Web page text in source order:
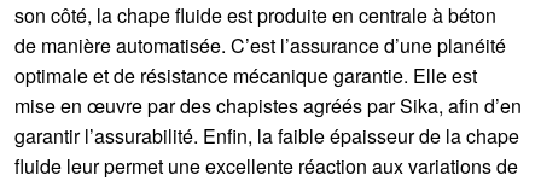
son côté, la chape fluide est produite en centrale à béton
de manière automatisée. C’est l’assurance d’une planéité
optimale et de résistance mécanique garantie. Elle est
mise en œuvre par des chapistes agréés par Sika, afin d’en
garantir l’assurabilité. Enfin, la faible épaisseur de la chape
fluide leur permet une excellente réaction aux variations de